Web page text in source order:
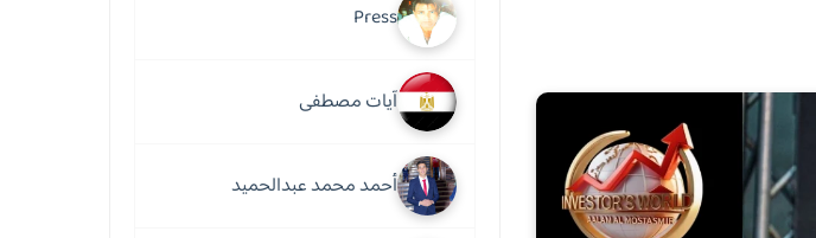
Press
آيات مصطفى
أحمد محمد عبدالحميد